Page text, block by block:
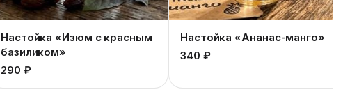
Настойка «Изюм с красным
базиликом»
290 ₽
Настойка «Ананас-манго»
340 ₽